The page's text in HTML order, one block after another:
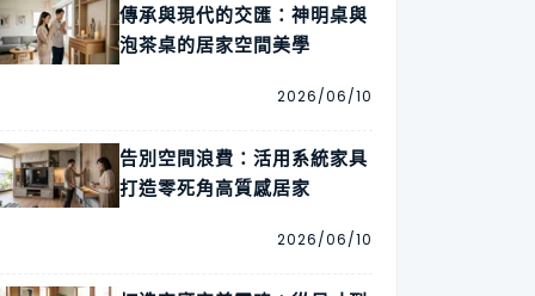
傳承與現代的交匯：神明桌與
泡茶桌的居家空間美學
2026/06/10
告別空間浪費：活用系統家具
打造零死角高質感居家
2026/06/10